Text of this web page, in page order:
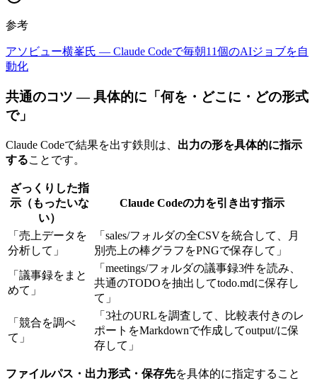
参考
アソビュー横峯氏 — Claude Codeで毎朝11個のAIジョブを自
動化
共通のコツ — 具体的に「何を・どこに・どの形式
で」
Claude Codeで結果を出す鉄則は、 出力の形を具体的に指示
することです。
ざっくりした指
示（もったいな
い）
Claude Codeの力を引き出す指示
「売上データを
分析して」
「sales/フォルダの全CSVを統合して、月
別売上の棒グラフをPNGで保存して」
「議事録をまと
めて」
「meetings/フォルダの議事録3件を読み、
共通のTODOを抽出してtodo.mdに保存し
て」
「競合を調べ
て」
「3社のURLを調査して、比較表付きのレ
ポートをMarkdownで作成してoutput/に保
存して」
ファイルパス・出力形式・保存先を具体的に指定すること